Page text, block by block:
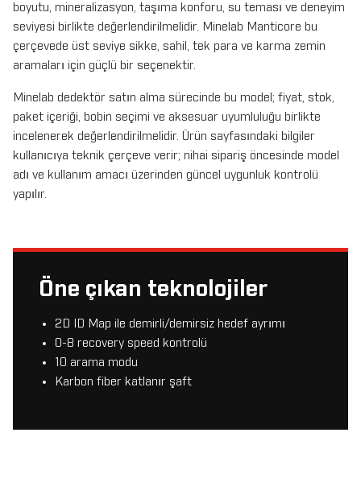
boyutu, mineralizasyon, taşıma konforu, su teması ve deneyim
seviyesi birlikte değerlendirilmelidir. Minelab Manticore bu
çerçevede üst seviye sikke, sahil, tek para ve karma zemin
aramaları için güçlü bir seçenektir.
Minelab dedektör satın alma sürecinde bu model; fiyat, stok,
paket içeriği, bobin seçimi ve aksesuar uyumluluğu birlikte
incelenerek değerlendirilmelidir. Ürün sayfasındaki bilgiler
kullanıcıya teknik çerçeve verir; nihai sipariş öncesinde model
adı ve kullanım amacı üzerinden güncel uygunluk kontrolü
yapılır.
Öne çıkan teknolojiler
2D ID Map ile demirli/demirsiz hedef ayrımı
0-8 recovery speed kontrolü
10 arama modu
Karbon fiber katlanır şaft